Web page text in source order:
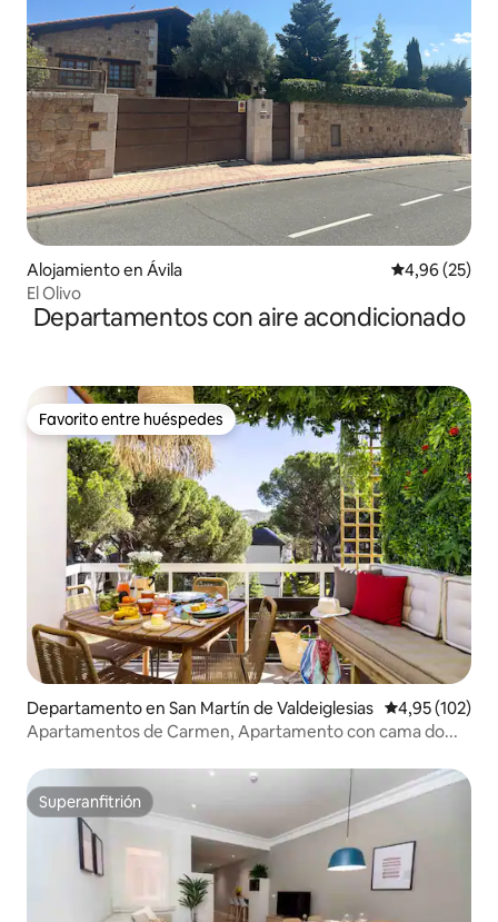
Alojamiento en Ávila Calificación
4,96 (25)
El Olivo
Departamentos con aire acondicionado
Favorito entre huéspedes
Favorito entre huéspedes
Departamento en San Martín de Valdeiglesias Calificación
4,95 (102)
Apartamentos de Carmen, Apartamento con cama do...
Superanfitrión
Superanfitrión